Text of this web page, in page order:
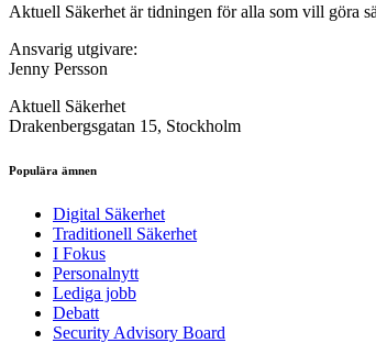
Aktuell Säkerhet är tidningen för alla som vill göra
Ansvarig utgivare:
Jenny Persson
Aktuell Säkerhet
Drakenbergsgatan 15, Stockholm
Populära ämnen
Digital Säkerhet
Traditionell Säkerhet
I Fokus
Personalnytt
Lediga jobb
Debatt
Security Advisory Board